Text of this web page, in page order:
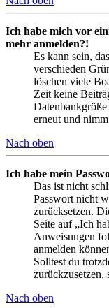
Ich habe mich vor
mehr anmelden?!
Es kann sein,
verschieden
löschen viele
Zeit keine
erneut und
Nach oben
Ich habe mein
Das ist nicht
Passwort nicht
zurücksetzen.
Seite auf „Ich
Anweisungen
anmelden
Solltest du
Nach oben